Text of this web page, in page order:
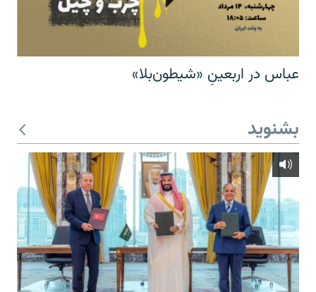
عباس در اربعینِ «شیطون‌بلا»
بشنوید